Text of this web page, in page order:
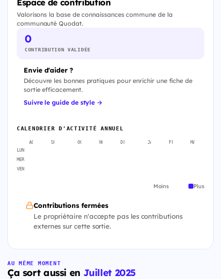
Espace de contribution
Valorisons la base de connaissances commune de la
communauté Quodat.
0
CONTRIBUTION VALIDÉE
Envie d'aider ?
Découvre les bonnes pratiques pour enrichir une fiche de
sortie efficacement.
Suivre le guide de style →
CALENDRIER D'ACTIVITÉ ANNUEL
AOÛT SEPT. OCT. NOV. DÉC. JANV. FÉVR. MARS
LUN
MER
VEN
Moins Plus
Contributions fermées
Le propriétaire n'accepte pas les contributions
externes sur cette sortie.
AU MÊME MOMENT
Ça sort aussi en Juillet 2025